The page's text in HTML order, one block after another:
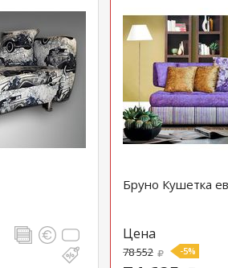
Бруно Кушетка
Цена
78 552 -5%